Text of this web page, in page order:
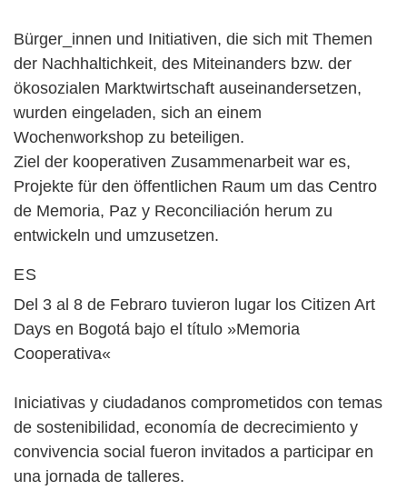
Bürger_innen und Initiativen, die sich mit Themen
der Nachhaltichkeit, des Miteinanders bzw. der
ökosozialen Marktwirtschaft auseinandersetzen,
wurden eingeladen, sich an einem
Wochenworkshop zu beteiligen.
Ziel der kooperativen Zusammenarbeit war es,
Projekte für den öffentlichen Raum um das Centro
de Memoria, Paz y Reconciliación herum zu
entwickeln und umzusetzen.
ES
Del 3 al 8 de Febraro tuvieron lugar los Citizen Art
Days en Bogotá bajo el título »Memoria
Cooperativa«
Iniciativas y ciudadanos comprometidos con temas
de sostenibilidad, economía de decrecimiento y
convivencia social fueron invitados a participar en
una jornada de talleres.